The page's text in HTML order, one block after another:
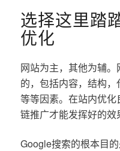
选择这里踏
优化
网站为主，其他为辅
的，包括内容，结构
等等因素。在站内优
链推广才能发挥好的效
Google搜索的根本目